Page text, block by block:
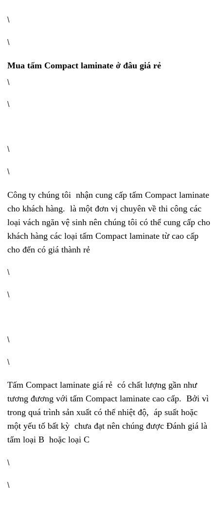
\
\
Mua tấm Compact laminate ở đâu giá rẻ
\
\
\
\
Công ty chúng tôi nhận cung cấp tấm Compact laminate
cho khách hàng. là một đơn vị chuyên về thi công các
loại vách ngăn vệ sinh nên chúng tôi có thể cung cấp cho
khách hàng các loại tấm Compact laminate từ cao cấp
cho đến có giá thành rẻ
\
\
\
\
Tấm Compact laminate giá rẻ có chất lượng gần như
tương đương với tấm Compact laminate cao cấp. Bởi vì
trong quá trình sản xuất có thể nhiệt độ, áp suất hoặc
một yếu tố bất kỳ chưa đạt nên chúng được Đánh giá là
tấm loại B hoặc loại C
\
\